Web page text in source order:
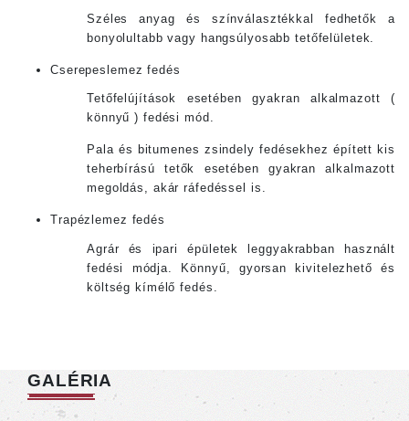
Széles anyag és színválasztékkal fedhetők a
bonyolultabb vagy hangsúlyosabb tetőfelületek.
Cserepeslemez fedés
Tetőfelújítások esetében gyakran alkalmazott (
könnyű ) fedési mód.
Pala és bitumenes zsindely fedésekhez épített kis
teherbírású tetők esetében gyakran alkalmazott
megoldás, akár ráfedéssel is.
Trapézlemez fedés
Agrár és ipari épületek leggyakrabban használt
fedési módja. Könnyű, gyorsan kivitelezhető és
költség kímélő fedés.
GALÉRIA